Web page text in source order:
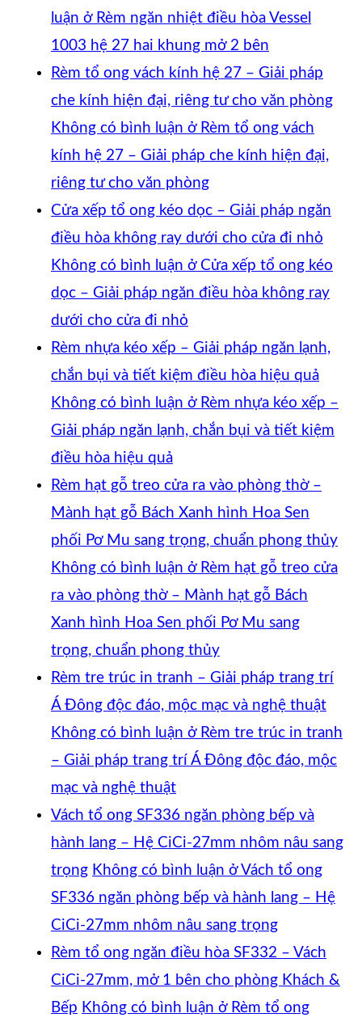
luận ở Rèm ngăn nhiệt điều hòa Vessel
1003 hệ 27 hai khung mở 2 bên
Rèm tổ ong vách kính hệ 27 – Giải pháp
che kính hiện đại, riêng tư cho văn phòng
Không có bình luận ở Rèm tổ ong vách
kính hệ 27 – Giải pháp che kính hiện đại,
riêng tư cho văn phòng
Cửa xếp tổ ong kéo dọc – Giải pháp ngăn
điều hòa không ray dưới cho cửa đi nhỏ
Không có bình luận ở Cửa xếp tổ ong kéo
dọc – Giải pháp ngăn điều hòa không ray
dưới cho cửa đi nhỏ
Rèm nhựa kéo xếp – Giải pháp ngăn lạnh,
chắn bụi và tiết kiệm điều hòa hiệu quả
Không có bình luận ở Rèm nhựa kéo xếp –
Giải pháp ngăn lạnh, chắn bụi và tiết kiệm
điều hòa hiệu quả
Rèm hạt gỗ treo cửa ra vào phòng thờ –
Mành hạt gỗ Bách Xanh hình Hoa Sen
phối Pơ Mu sang trọng, chuẩn phong thủy
Không có bình luận ở Rèm hạt gỗ treo cửa
ra vào phòng thờ – Mành hạt gỗ Bách
Xanh hình Hoa Sen phối Pơ Mu sang
trọng, chuẩn phong thủy
Rèm tre trúc in tranh – Giải pháp trang trí
Á Đông độc đáo, mộc mạc và nghệ thuật
Không có bình luận ở Rèm tre trúc in tranh
– Giải pháp trang trí Á Đông độc đáo, mộc
mạc và nghệ thuật
Vách tổ ong SF336 ngăn phòng bếp và
hành lang – Hệ CiCi-27mm nhôm nâu sang
trọng Không có bình luận ở Vách tổ ong
SF336 ngăn phòng bếp và hành lang – Hệ
CiCi-27mm nhôm nâu sang trọng
Rèm tổ ong ngăn điều hòa SF332 – Vách
CiCi-27mm, mở 1 bên cho phòng Khách &
Bếp Không có bình luận ở Rèm tổ ong